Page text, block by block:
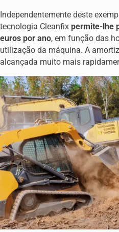
Independentemente deste
tecnologia Cleanfix permite-lhe
euros por ano, em função das
utilização da máquina. A
alcançada muito mais